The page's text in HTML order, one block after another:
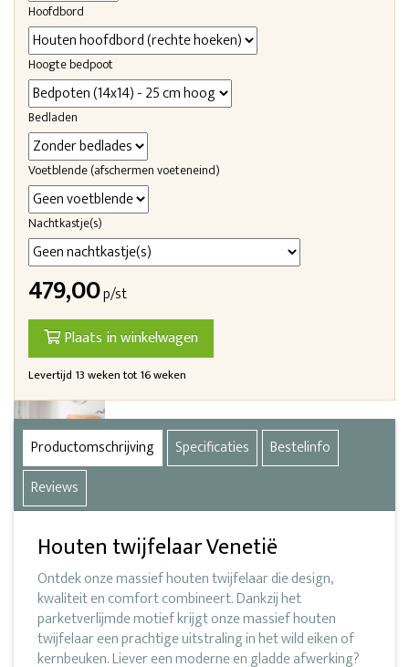
Hoofdbord
Hoogte bedpoot
Bedladen
Voetblende (afschermen voeteneind)
Nachtkastje(s)
479,00p/st
Plaats in winkelwagen
Levertijd 13 weken tot 16 weken
Productomschrijving Specificaties
Bestelinfo
Reviews
Houten twijfelaar Venetië
Ontdek onze massief houten twijfelaar die design,
kwaliteit en comfort combineert. Dankzij het
parketverlijmde motief krijgt onze massief houten
twijfelaar een prachtige uitstraling in het wild eiken of
kernbeuken. Liever een moderne en gladde afwerking?